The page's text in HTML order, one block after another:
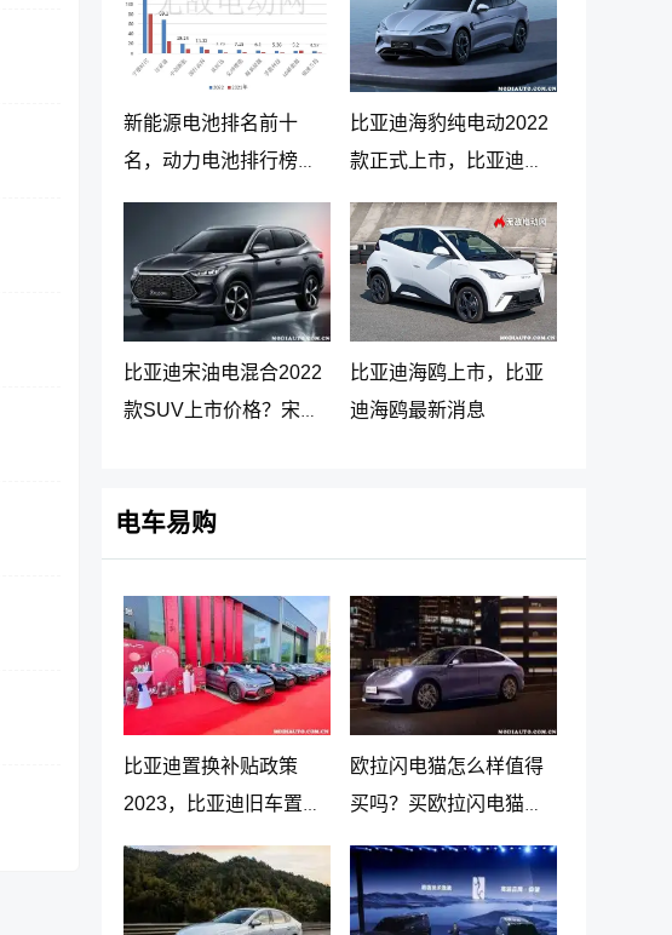
新能源电池排名前十
名，动力电池排行榜前
十名
比亚迪海豹纯电动2022
款正式上市，比亚迪海
豹纯电动报价20.98万起
比亚迪宋油电混合2022
款SUV上市价格？宋
比亚迪海鸥上市，比亚
迪海鸥最新消息
电车易购
比亚迪置换补贴政策
2023，比亚迪旧车置换
新车价格表
欧拉闪电猫怎么样值得
买吗？买欧拉闪电猫十
大忠告